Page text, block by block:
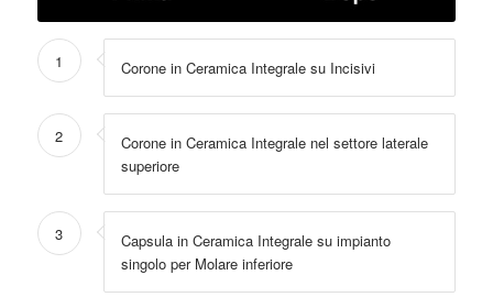
1 Corone in Ceramica Integrale su Incisivi
2
Corone in Ceramica Integrale nel settore laterale
superiore
3
Capsula in Ceramica Integrale su impianto
singolo per Molare inferiore